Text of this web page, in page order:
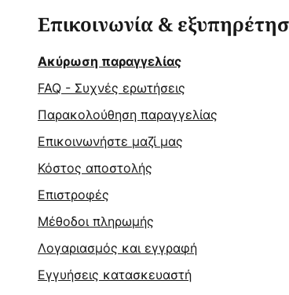
Επικοινωνία &
Ακύρωση παραγγελίας
FAQ - Συχνές ερωτήσεις
Παρακολούθηση παραγγελίας
Επικοινωνήστε μαζί μας
Κόστος αποστολής
Επιστροφές
Μέθοδοι πληρωμής
Λογαριασμός και εγγραφή
Εγγυήσεις κατασκευαστή